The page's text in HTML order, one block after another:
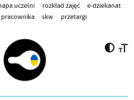
uczelni rozkład zajęć
e-dziekanat
skw
przetargi